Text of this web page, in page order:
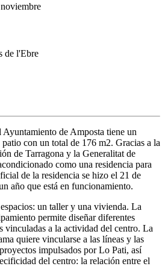
de l'Ebre
de Amposta tiene un
con un total de 176 m2. Gracias a la
de Tarragona y la Generalitat de
como una residencia para
de la residencia se hizo el 21 de
año que está en funcionamiento.
un taller y una vivienda. La
permite diseñar diferentes
vinculadas a la actividad del centro. La
quiere vincularse a las líneas y las
impulsados ​​por Lo Pati, así
del centro: la relación entre el